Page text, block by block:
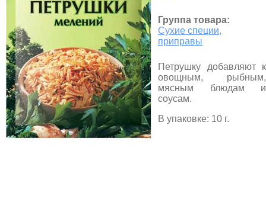
Группа товара:
Сухие специи,
приправы
Петрушку добавляют к
овощным, рыбным,
мясным блюдам и
соусам.
В упаковке: 10 г.